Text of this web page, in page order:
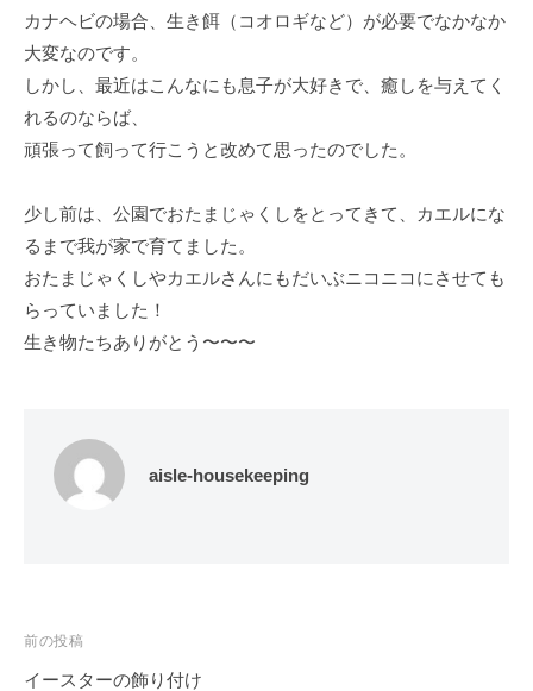
カナヘビの場合、生き餌（コオロギなど）が必要でなかなか
大変なのです。
しかし、最近はこんなにも息子が大好きで、癒しを与えてく
れるのならば、
頑張って飼って行こうと改めて思ったのでした。
少し前は、公園でおたまじゃくしをとってきて、カエルにな
るまで我が家で育てました。
おたまじゃくしやカエルさんにもだいぶニコニコにさせても
らっていました！
生き物たちありがとう〜〜〜
aisle-housekeeping
投
稿
前の投稿
イースターの飾り付け